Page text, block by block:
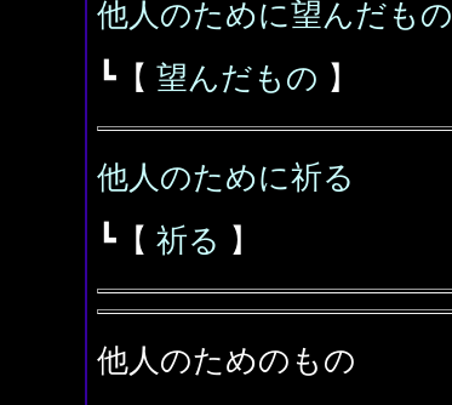
他人のために望んだもの
┗【 望んだもの 】
他人のために祈る
┗【 祈る 】
他人のためのもの